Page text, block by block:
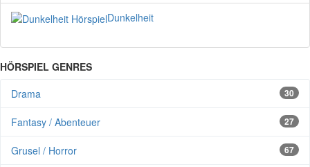
Dunkelheit
HÖRSPIEL GENRES
30
Drama
27
Fantasy / Abenteuer
67
Grusel / Horror